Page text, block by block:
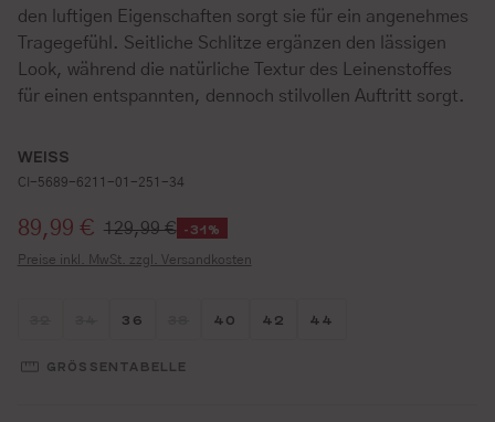
den luftigen Eigenschaften sorgt sie für ein angenehmes
Tragegefühl. Seitliche Schlitze ergänzen den lässigen
Look, während die natürliche Textur des Leinenstoffes
für einen entspannten, dennoch stilvollen Auftritt sorgt.
WEISS
CI-5689-6211-01-251-34
Verkaufspreis:
89,99 € 129,99 € -31%
Preise inkl. MwSt. zzgl. Versandkosten
Größe wählen
Größe wählen
Größe wählen
36 Größe wählen
Größe wählen
40 Größe wählen
42 Größe wählen
44
GRÖSSENTABELLE